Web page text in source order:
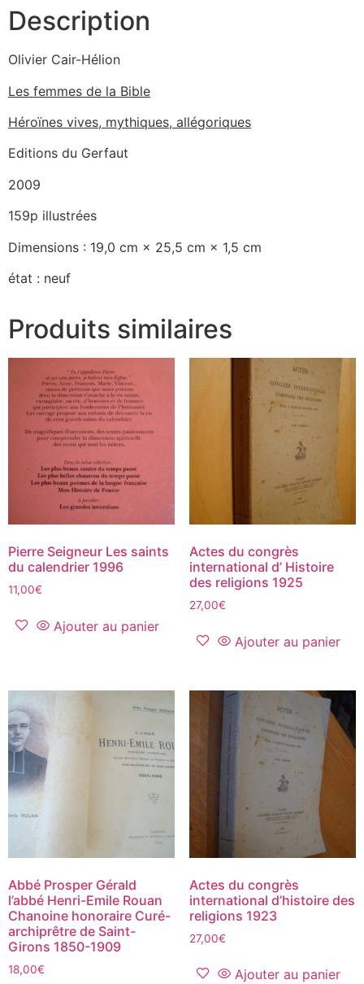
Description
Olivier Cair-Hélion
Les femmes de la Bible
Héroïnes vives, mythiques, allégoriques
Editions du Gerfaut
2009
159p illustrées
Dimensions : 19,0 cm × 25,5 cm × 1,5 cm
état : neuf
Produits similaires
Pierre Seigneur Les saints
du calendrier 1996
11,00€
Ajouter au panier
Actes du congrès
international d’ Histoire
des religions 1925
27,00€
Ajouter au panier
Abbé Prosper Gérald
l’abbé Henri-Emile Rouan
Chanoine honoraire Curé-
archiprêtre de Saint-
Girons 1850-1909
18,00€
Actes du congrès
international d’histoire des
religions 1923
27,00€
Ajouter au panier